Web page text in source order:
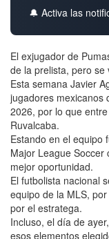
🔔 Activa las
El exjugador de
de la prelista, pero se
Esta semana Javier
jugadores mexicanos
2026, por lo que
Ruvalcaba.
Estando en el equipo
Major League Soccer
mejor oportunidad.
El futbolista nacional
equipo de la MLS,
por el estratega.
Incluso, el día de
esos elementos